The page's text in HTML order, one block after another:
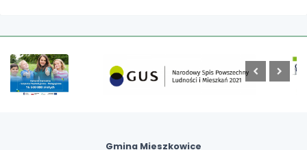
Gmina Mieszkowice